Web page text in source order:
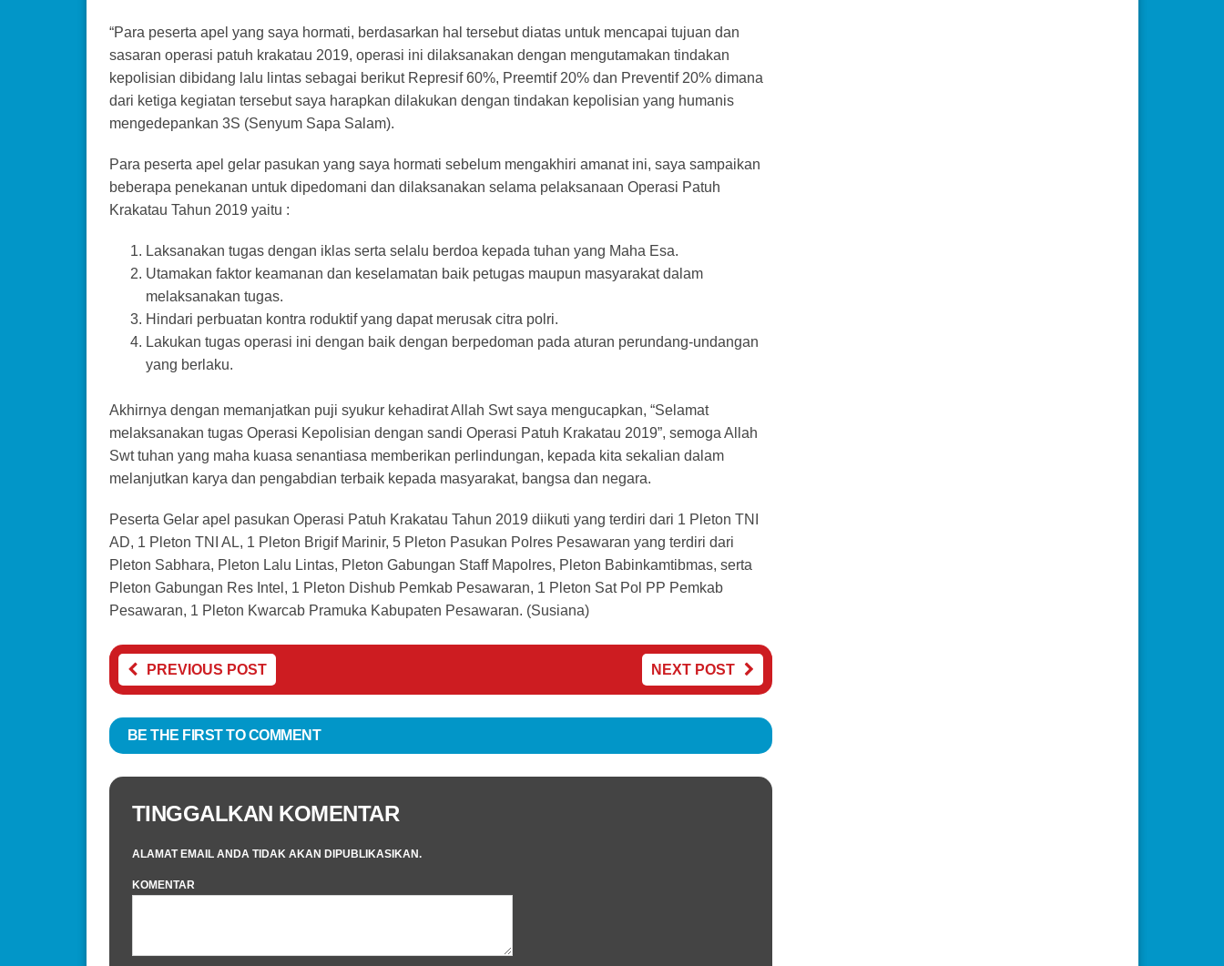
“Para peserta apel yang saya hormati, berdasarkan hal tersebut diatas untuk mencapai tujuan dan
sasaran operasi patuh krakatau 2019, operasi ini dilaksanakan dengan mengutamakan tindakan
kepolisian dibidang lalu lintas sebagai berikut Represif 60%, Preemtif 20% dan Preventif 20% dimana
dari ketiga kegiatan tersebut saya harapkan dilakukan dengan tindakan kepolisian yang humanis
mengedepankan 3S (Senyum Sapa Salam).
Para peserta apel gelar pasukan yang saya hormati sebelum mengakhiri amanat ini, saya sampaikan
beberapa penekanan untuk dipedomani dan dilaksanakan selama pelaksanaan Operasi Patuh
Krakatau Tahun 2019 yaitu :
Laksanakan tugas dengan iklas serta selalu berdoa kepada tuhan yang Maha Esa.
Utamakan faktor keamanan dan keselamatan baik petugas maupun masyarakat dalam
melaksanakan tugas.
Hindari perbuatan kontra roduktif yang dapat merusak citra polri.
Lakukan tugas operasi ini dengan baik dengan berpedoman pada aturan perundang-undangan
yang berlaku.
Akhirnya dengan memanjatkan puji syukur kehadirat Allah Swt saya mengucapkan, “Selamat
melaksanakan tugas Operasi Kepolisian dengan sandi Operasi Patuh Krakatau 2019”, semoga Allah
Swt tuhan yang maha kuasa senantiasa memberikan perlindungan, kepada kita sekalian dalam
melanjutkan karya dan pengabdian terbaik kepada masyarakat, bangsa dan negara.
Peserta Gelar apel pasukan Operasi Patuh Krakatau Tahun 2019 diikuti yang terdiri dari 1 Pleton TNI
AD, 1 Pleton TNI AL, 1 Pleton Brigif Marinir, 5 Pleton Pasukan Polres Pesawaran yang terdiri dari
Pleton Sabhara, Pleton Lalu Lintas, Pleton Gabungan Staff Mapolres, Pleton Babinkamtibmas, serta
Pleton Gabungan Res Intel, 1 Pleton Dishub Pemkab Pesawaran, 1 Pleton Sat Pol PP Pemkab
Pesawaran, 1 Pleton Kwarcab Pramuka Kabupaten Pesawaran. (Susiana)
PREVIOUS POST NEXT POST
BE THE FIRST TO COMMENT
TINGGALKAN KOMENTAR
ALAMAT EMAIL ANDA TIDAK AKAN DIPUBLIKASIKAN.
KOMENTAR